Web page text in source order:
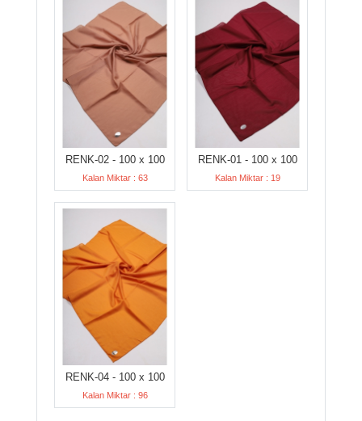
RENK-02 - 100 x 100
Kalan Miktar : 63
RENK-01 - 100 x 100
Kalan Miktar : 19
RENK-04 - 100 x 100
Kalan Miktar : 96